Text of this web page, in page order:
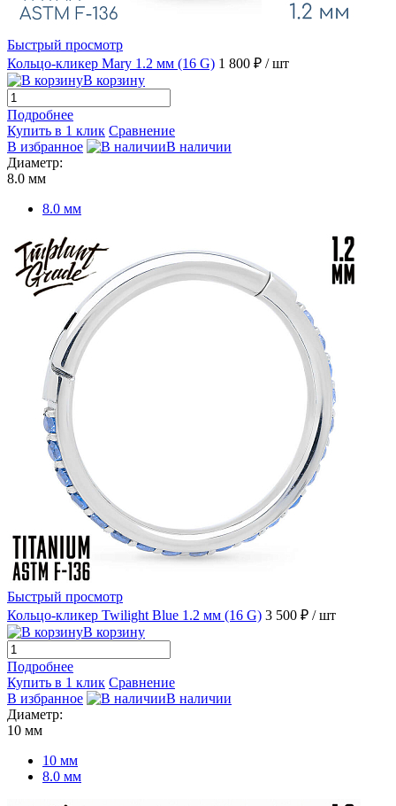
Быстрый просмотр
Кольцо-кликер Mary 1.2 мм (16 G) 1 800 ₽ / шт
В корзину
Подробнее
Купить в 1 клик Сравнение
В избранное
В наличии
Диаметр:
8.0 мм
8.0 мм
Быстрый просмотр
Кольцо-кликер Twilight Blue 1.2 мм (16 G) 3 500 ₽ / шт
В корзину
Подробнее
Купить в 1 клик Сравнение
В избранное
В наличии
Диаметр:
10 мм
10 мм
8.0 мм